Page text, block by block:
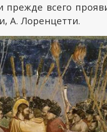
прежде всего
А. Лоренцетти.